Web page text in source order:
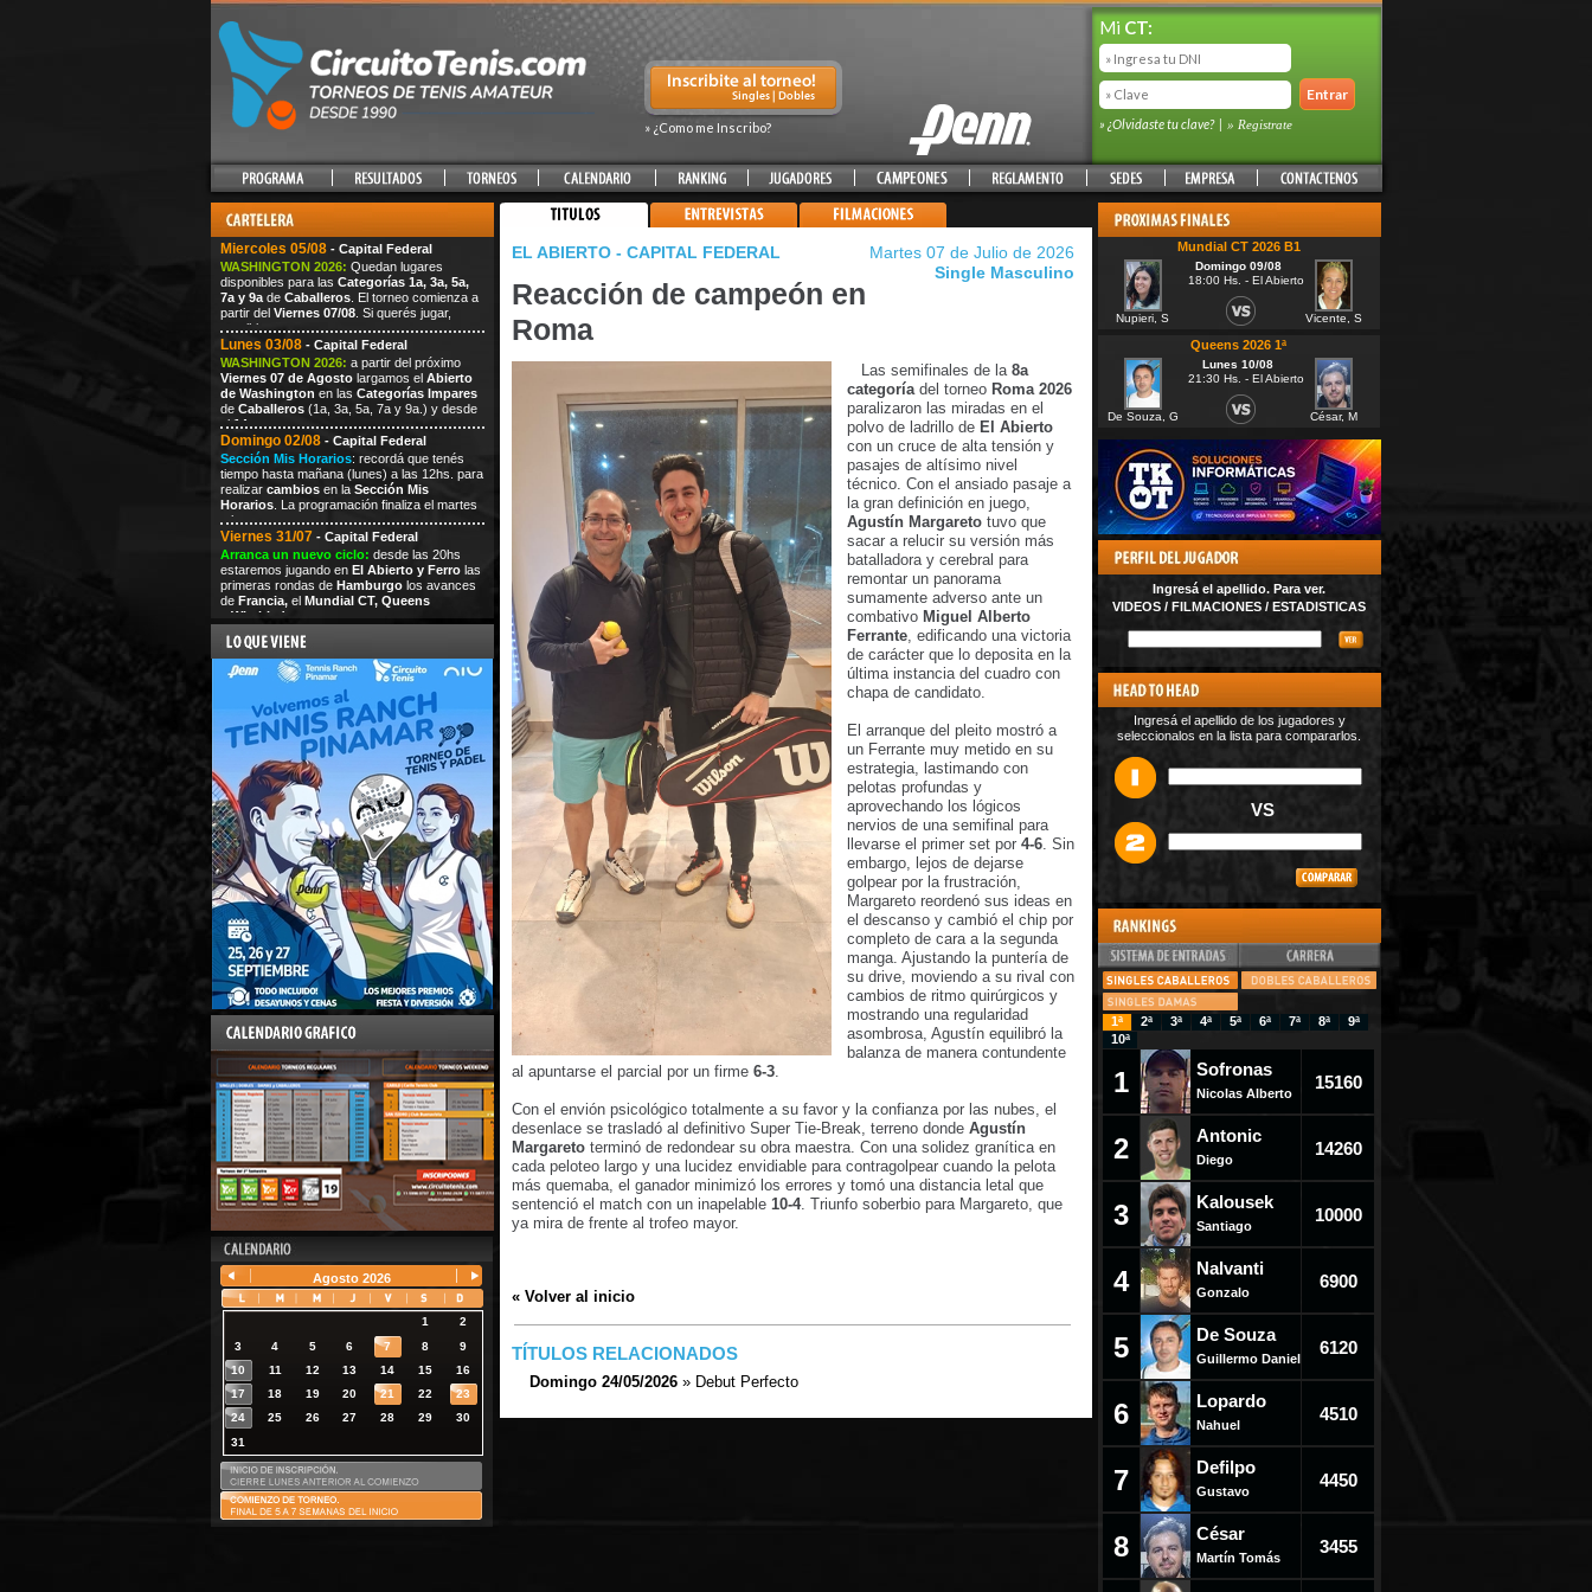
» ¿Como me Inscribo?
Mi CT:
» ¿Olvidaste tu clave? | » Registrate
Miercoles 05/08 - Capital Federal
WASHINGTON 2026: Quedan lugares
disponibles para las Categorías 1a, 3a, 5a,
7a y 9a deCaballeros. El torneo comienza a
partir del Viernes 07/08. Si querés jugar,
escribi
Lunes 03/08 - Capital Federal
WASHINGTON 2026: a partir del próximo
Viernes 07 de Agosto largamos el Abierto
de Washington en las Categorías Impares
de Caballeros(1a, 3a, 5a, 7a y 9a.) y desde
el14
Domingo 02/08 - Capital Federal
Sección Mis Horarios: recordá que tenés
tiempo hasta mañana (lunes) a las 12hs. para
realizar cambios en la Sección Mis
Horarios. La programación finaliza el martes
a las
Viernes 31/07 - Capital Federal
Arranca un nuevo ciclo: desde las 20hs
estaremos jugando en El Abierto y Ferro las
primeras rondas de Hamburgo los avances
de Francia,el Mundial CT, Queens
Wimbledon
Agosto 2026
1
2
3
4 5 6 7 8
9
10
11 12 13 14 15
16
17
18 19 20 21 22
23
24
25 26 27 28 29
30
31
Martes 07 de Julio de 2026
EL ABIERTO - CAPITAL FEDERAL
Single Masculino
Reacción de campeón en
Roma
Las semifinales de la 8a
categoríadel torneo Roma 2026
paralizaron las miradas en el
polvo de ladrillo de El Abierto
con un cruce de alta tensión y
pasajes de altísimo nivel
técnico. Con el ansiado pasaje a
la gran definición en juego,
Agustín Margaretotuvo que
sacar a relucir su versión más
batalladora y cerebral para
remontar un panorama
sumamente adverso ante un
combativo Miguel Alberto
Ferrante, edificando una victoria
de carácter que lo deposita en la
última instancia del cuadro con
chapa de candidato.
El arranque del pleito mostró a
un Ferrante muy metido en su
estrategia, lastimando con
pelotas profundas y
aprovechando los lógicos
nervios de una semifinal para
llevarse el primer set por 4-6. Sin
embargo, lejos de dejarse
golpear por la frustración,
Margareto reordenó sus ideas en
el descanso y cambió el chip por
completo de cara a la segunda
manga. Ajustando la puntería de
su drive, moviendo a su rival con
cambios de ritmo quirúrgicos y
mostrando una regularidad
asombrosa, Agustín equilibró la
balanza de manera contundente
al apuntarse el parcial por un firme 6-3.
Con el envión psicológico totalmente a su favor y la confianza por las nubes, el
desenlace se trasladó al definitivo Super Tie-Break, terreno donde Agustín
Margaretoterminó de redondear su obra maestra. Con una solidez granítica en
cada peloteo largo y una lucidez envidiable para contragolpear cuando la pelota
más quemaba, el ganador minimizó los errores y tomó una distancia letal que
sentenció el match con un inapelable 10-4. Triunfo soberbio para Margareto, que
ya mira de frente al trofeo mayor.
« Volver al inicio
TÍTULOS RELACIONADOS
Domingo 24/05/2026» Debut Perfecto
Mundial CT 2026 B1
Nupieri, S
Domingo 09/08
18:00 Hs. - El Abierto
Vicente, S
Queens 2026 1ª
De Souza, G
Lunes 10/08
21:30 Hs. - El Abierto
César, M
Ingresá el apellido. Para ver.
VIDEOS / FILMACIONES / ESTADISTICAS
Ingresá el apellido de los jugadores y
seleccionalos en la lista para compararlos.
VS
1ª 2ª 3ª 4ª 5ª 6ª 7ª 8ª
9ª
10ª
1 Sofronas
Nicolas Alberto
15160
2 Antonic
Diego
14260
3 Kalousek
Santiago
10000
4 Nalvanti
Gonzalo
6900
5 De Souza
Guillermo Daniel
6120
6 Lopardo
Nahuel
4510
7 Defilpo
Gustavo
4450
8 César
Martín Tomás
3455